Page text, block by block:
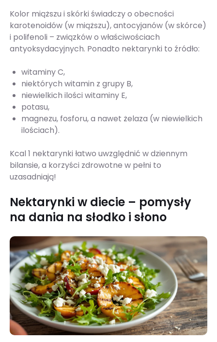
Kolor miąższu i skórki świadczy o obecności
karotenoidów (w miąższu), antocyjanów (w skórce)
i polifenoli – związków o właściwościach
antyoksydacyjnych. Ponadto nektarynki to źródło:
witaminy C,
niektórych witamin z grupy B,
niewielkich ilości witaminy E,
potasu,
magnezu, fosforu, a nawet żelaza (w niewielkich
ilościach).
Kcal 1 nektarynki łatwo uwzględnić w dziennym
bilansie, a korzyści zdrowotne w pełni to
uzasadniają!
Nektarynki w diecie – pomysły
na dania na słodko i słono